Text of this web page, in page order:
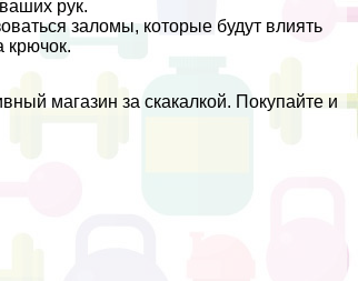
рук.
заломы, которые будут влиять
крючок.
магазин за скакалкой. Покупайте и